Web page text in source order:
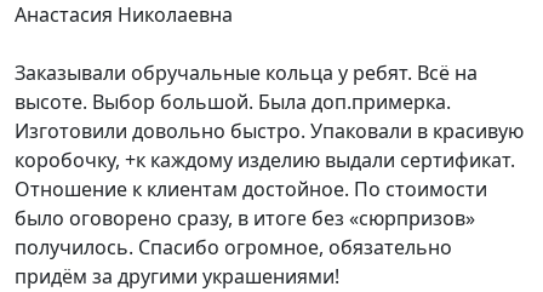
Анастасия Николаевна
Заказывали обручальные кольца у ребят. Всё на
высоте. Выбор большой. Была доп.примерка.
Изготовили довольно быстро. Упаковали в красивую
коробочку, +к каждому изделию выдали сертификат.
Отношение к клиентам достойное. По стоимости
было оговорено сразу, в итоге без «сюрпризов»
получилось. Спасибо огромное, обязательно
придём за другими украшениями!